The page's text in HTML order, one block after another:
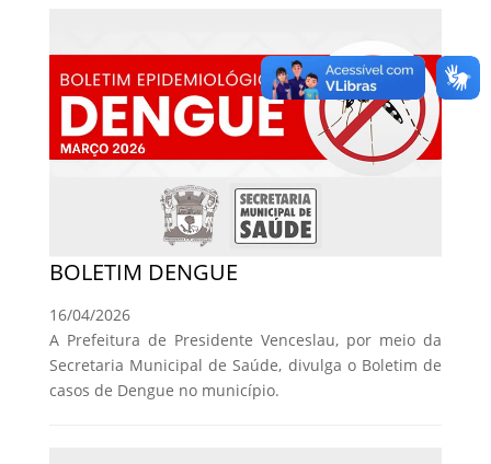
BOLETIM DENGUE
16/04/2026
A Prefeitura de Presidente Venceslau, por meio da
Secretaria Municipal de Saúde, divulga o Boletim de
casos de Dengue no município.